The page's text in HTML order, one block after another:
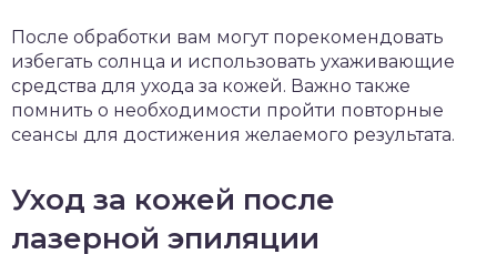
После обработки вам могут порекомендовать
избегать солнца и использовать ухаживающие
средства для ухода за кожей. Важно также
помнить о необходимости пройти повторные
сеансы для достижения желаемого результата.
Уход за кожей после
лазерной эпиляции